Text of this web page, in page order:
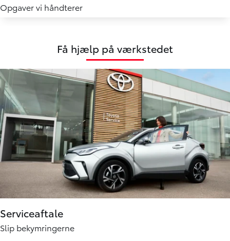
Opgaver vi håndterer
Få hjælp på værkstedet
Serviceaftale
Slip bekymringerne